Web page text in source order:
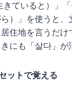
きていると）」
）」を使うと、
住地を言うだけ
にも「살다」が
ットで覚える